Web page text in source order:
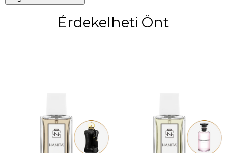
Érdekelheti Önt